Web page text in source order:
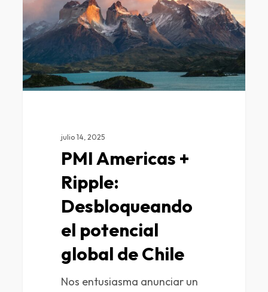
julio 14, 2025
PMI Americas +
Ripple:
Desbloqueando
el potencial
global de Chile
Nos entusiasma anunciar un